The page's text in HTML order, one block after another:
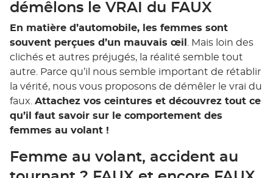
démêlons le VRAI du FAUX
En matière d’automobile, les femmes sont
souvent perçues d’un mauvais œil . Mais loin des
clichés et autres préjugés, la réalité semble tout
autre. Parce qu’il nous semble important de rétablir
la vérité, nous vous proposons de démêler le vrai du
faux. Attachez vos ceintures et découvrez tout ce
qu’il faut savoir sur le comportement des
femmes au volant !
Femme au volant, accident au